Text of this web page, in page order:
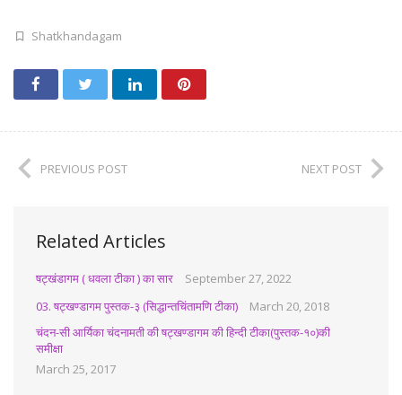
Shatkhandagam
PREVIOUS POST NEXT POST
Related Articles
षट्खंडागम ( धवला टीका ) का सार
September 27, 2022
03. षट्खण्डागम पुस्तक-३ (सिद्धान्तचिंतामणि टीका)
March 20, 2018
चंदन-सी आर्यिका चंदनामती की षट्खण्डागम की हिन्दी टीका(पुस्तक-१०)की
समीक्षा
March 25, 2017